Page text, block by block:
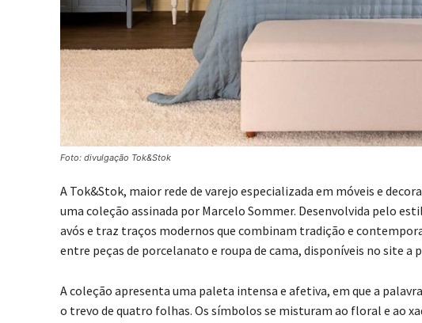
Foto: divulgação Tok&Stok
A Tok&Stok, maior rede de varejo especializada em móveis e
uma coleção assinada por Marcelo Sommer. Desenvolvida pelo
avós e traz traços modernos que combinam tradição e
entre peças de porcelanato e roupa de cama, disponíveis no site a
A coleção apresenta uma paleta intensa e afetiva, em que a
o trevo de quatro folhas. Os símbolos se misturam ao floral e ao